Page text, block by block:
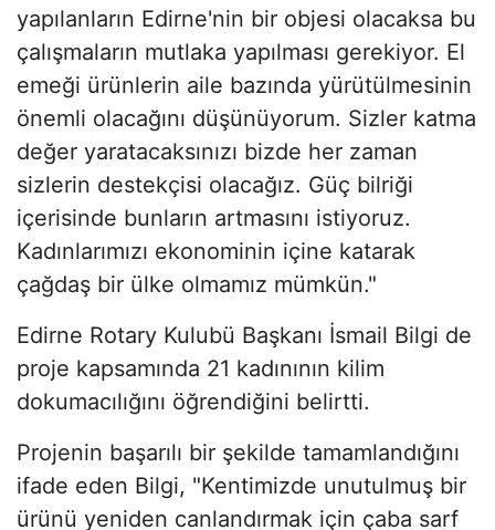
yapılanların Edirne'nin bir objesi olacaksa bu
çalışmaların mutlaka yapılması gerekiyor. El
emeği ürünlerin aile bazında yürütülmesinin
önemli olacağını düşünüyorum. Sizler katma
değer yaratacaksınızı bizde her zaman
sizlerin destekçisi olacağız. Güç bilriği
içerisinde bunların artmasını istiyoruz.
Kadınlarımızı ekonominin içine katarak
çağdaş bir ülke olmamız mümkün."
Edirne Rotary Kulubü Başkanı İsmail Bilgi de
proje kapsamında 21 kadınının kilim
dokumacılığını öğrendiğini belirtti.
Projenin başarılı bir şekilde tamamlandığını
ifade eden Bilgi, "Kentimizde unutulmuş bir
ürünü yeniden canlandırmak için çaba sarf